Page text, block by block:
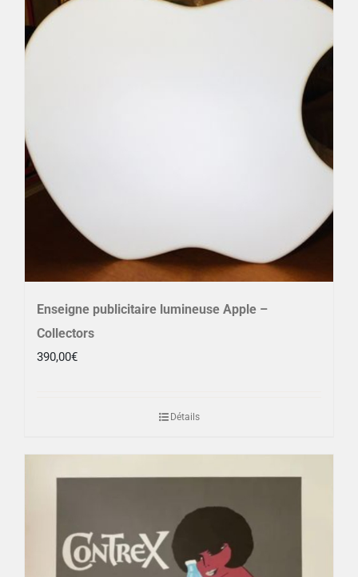
Enseigne publicitaire lumineuse Apple –
Collectors
390,00€
Détails